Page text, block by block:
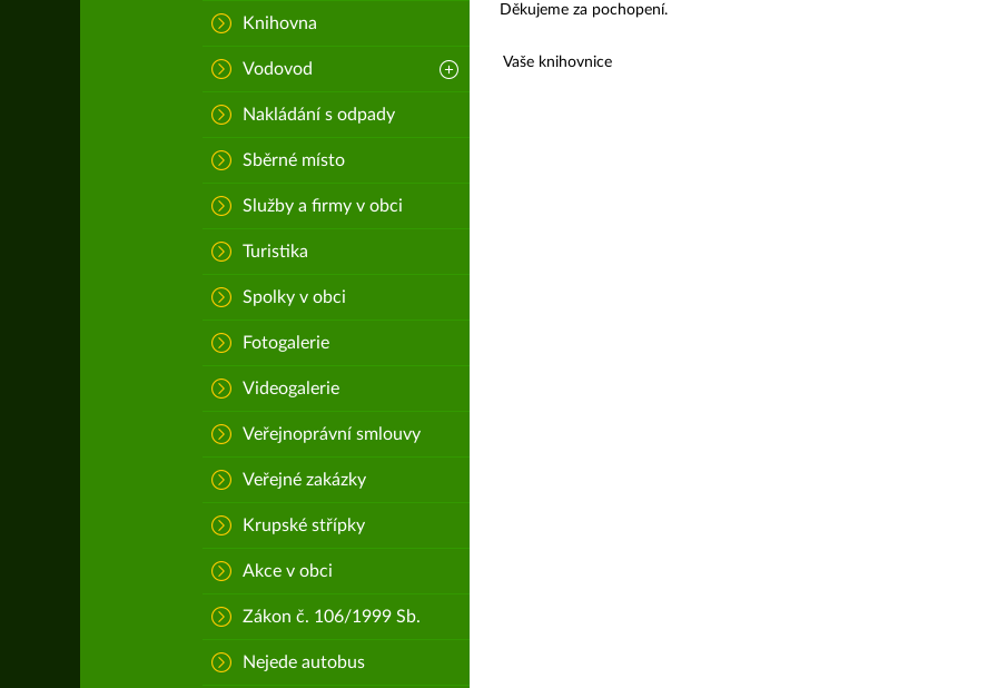
Děkujeme za pochopení.
Vaše knihovnice
Knihovna
Vodovod
Nakládání s odpady
Sběrné místo
Služby a firmy v obci
Turistika
Spolky v obci
Fotogalerie
Videogalerie
Veřejnoprávní smlouvy
Veřejné zakázky
Krupské střípky
Akce v obci
Zákon č. 106/1999 Sb.
Nejede autobus